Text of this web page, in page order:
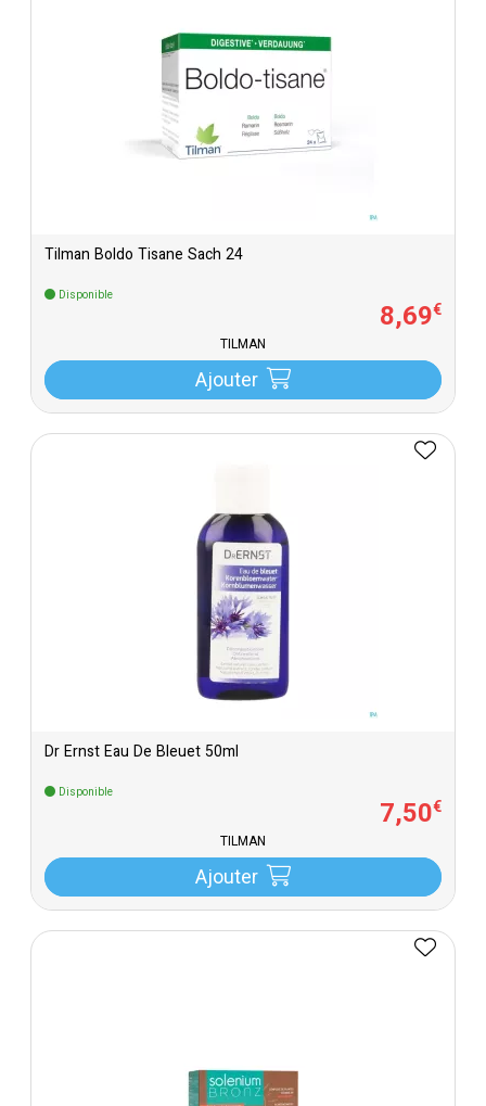
Tilman Boldo Tisane Sach 24
Disponible
8,69€
TILMAN
Ajouter
Dr Ernst Eau De Bleuet 50ml
Disponible
7,50€
TILMAN
Ajouter